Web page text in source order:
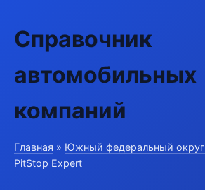
Справочник
автомобильных
компаний
Главная » Южный федеральный округ
PitStop Expert